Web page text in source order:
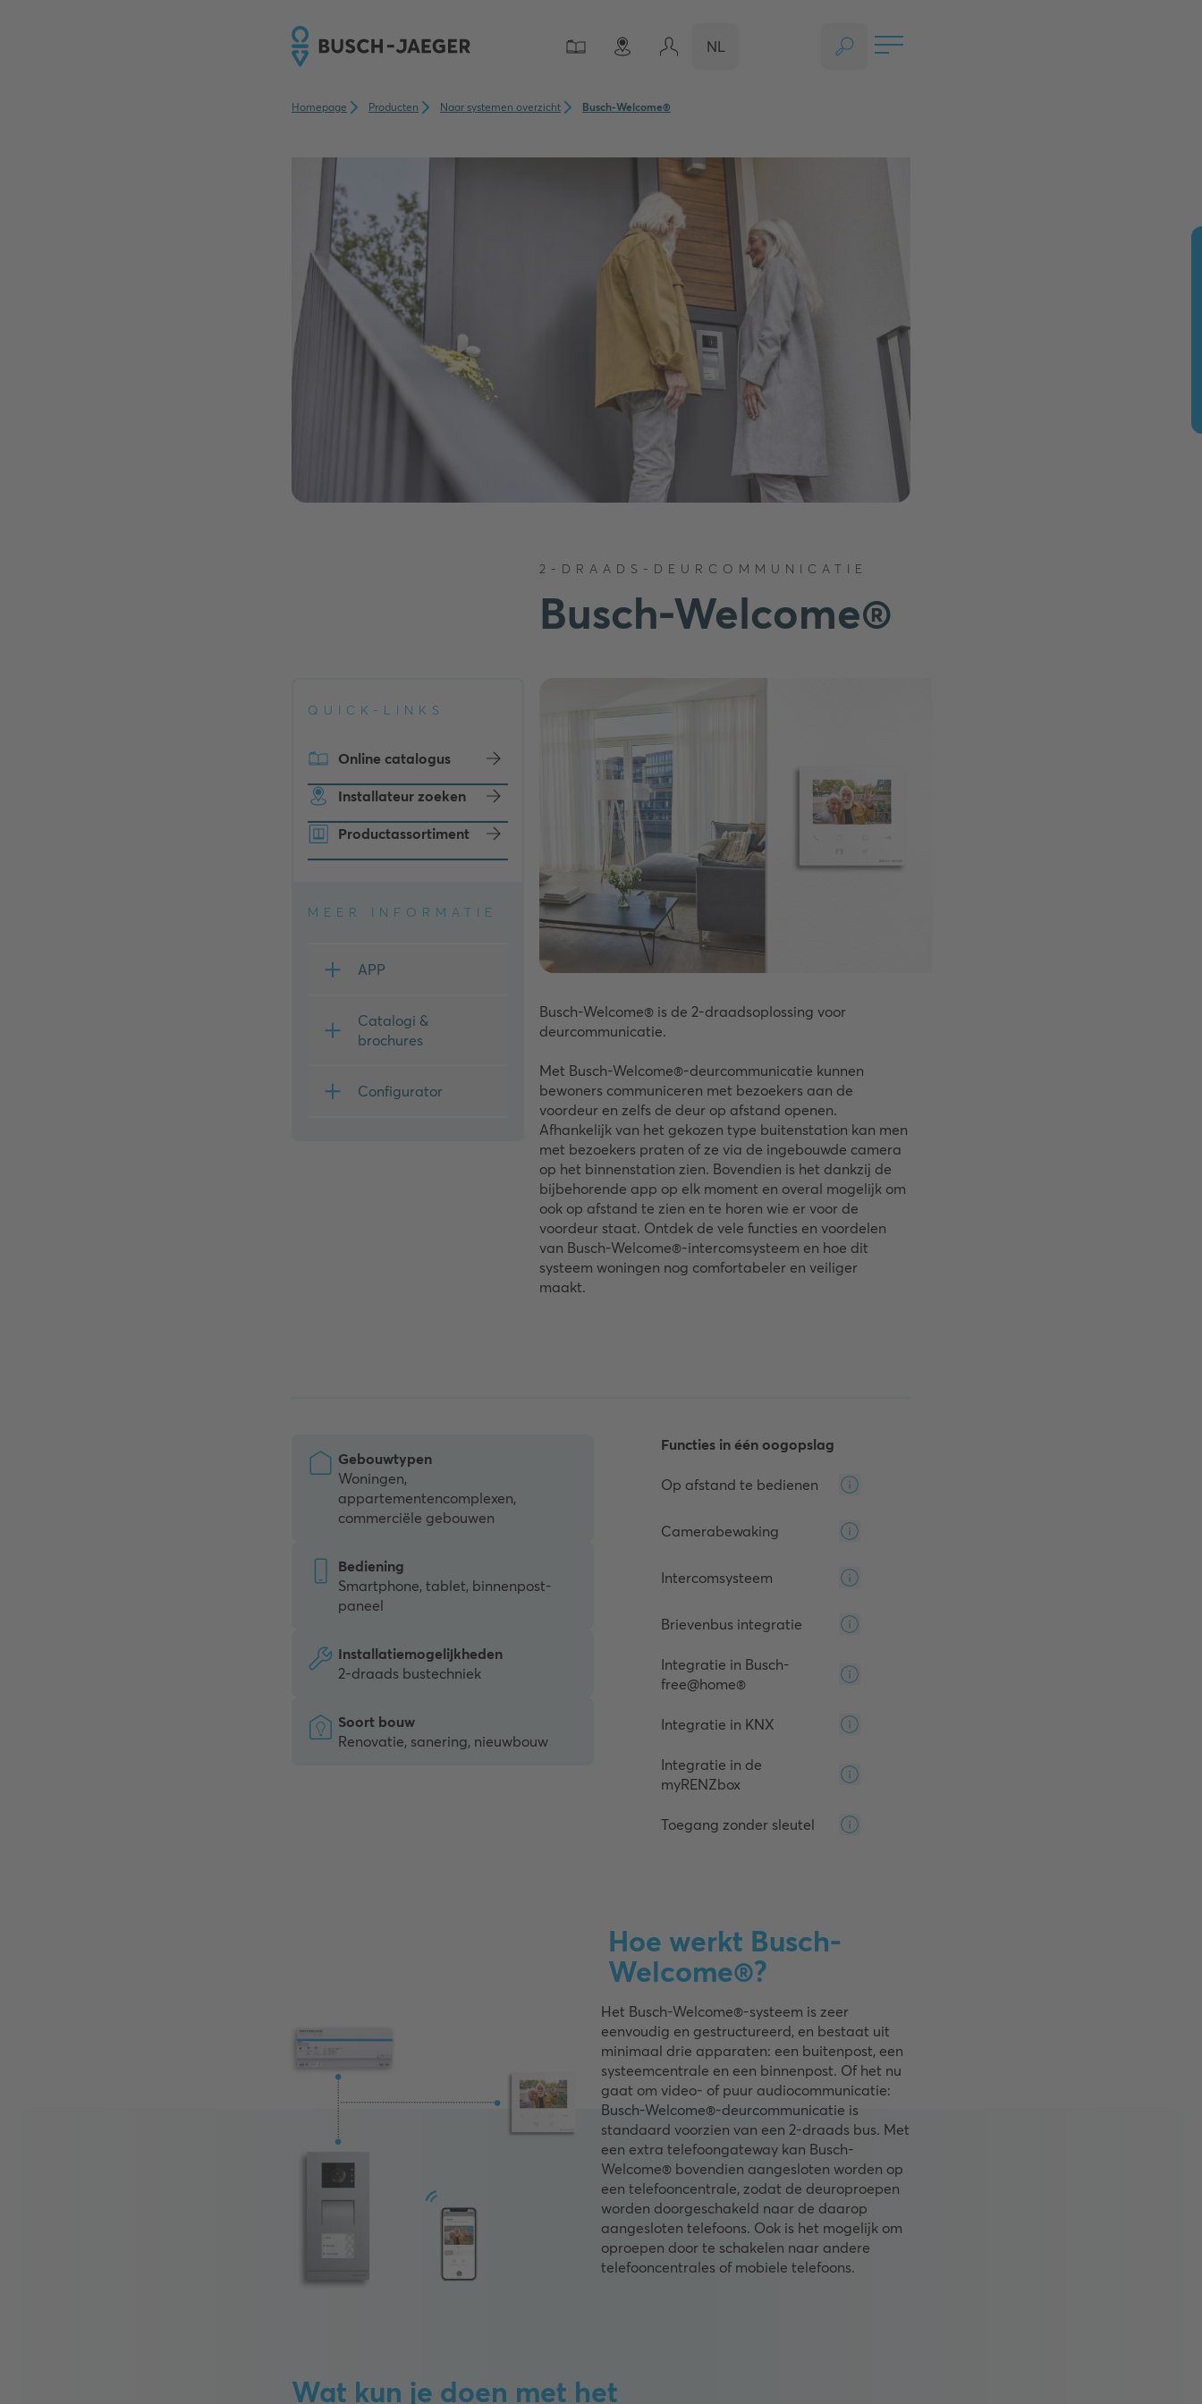
NL
Homepage Producten Naar systemen overzicht Busch-Welcome®
2-DRAADS-DEURCOMMUNICATIE
Busch-Welcome®
QUICK-LINKS
Online catalogus
Installateur zoeken
Productassortiment
MEER INFORMATIE
APP
Catalogi &
brochures
Configurator
Busch-Welcome® is de 2-draadsoplossing voor
deurcommunicatie.
Met Busch-Welcome®-deurcommunicatie kunnen
bewoners communiceren met bezoekers aan de
voordeur en zelfs de deur op afstand openen.
Afhankelijk van het gekozen type buitenstation kan men
met bezoekers praten of ze via de ingebouwde camera
op het binnenstation zien. Bovendien is het dankzij de
bijbehorende app op elk moment en overal mogelijk om
ook op afstand te zien en te horen wie er voor de
voordeur staat. Ontdek de vele functies en voordelen
van Busch-Welcome®-intercomsysteem en hoe dit
systeem woningen nog comfortabeler en veiliger
maakt.
Gebouwtypen
Woningen,
appartementencomplexen,
commerciële gebouwen
Bediening
Smartphone, tablet, binnenpost-
paneel
Installatiemogelijkheden
2-draads bustechniek
Soort bouw
Renovatie, sanering, nieuwbouw
Functies in één oogopslag
Op afstand te bedienen
Camerabewaking
Intercomsysteem
Brievenbus integratie
Integratie in Busch-
free@home®
Integratie in KNX
Integratie in de
myRENZbox
Toegang zonder sleutel
Hoe werkt Busch-
Welcome®?
Het Busch-Welcome®-systeem is zeer
eenvoudig en gestructureerd, en bestaat uit
minimaal drie apparaten: een buitenpost, een
systeemcentrale en een binnenpost. Of het nu
gaat om video- of puur audiocommunicatie:
Busch-Welcome®-deurcommunicatie is
standaard voorzien van een 2-draads bus. Met
een extra telefoongateway kan Busch-
Welcome® bovendien aangesloten worden op
een telefooncentrale, zodat de deuroproepen
worden doorgeschakeld naar de daarop
aangesloten telefoons. Ook is het mogelijk om
oproepen door te schakelen naar andere
telefooncentrales of mobiele telefoons.
Wat kun je doen met het